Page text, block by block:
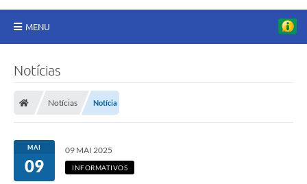
MENU
LICITAÇÕES E CONTRATOS
Secretarias
Leis e Decretos
Notícias
Notícias Notícia
MAI
09
09 MAI 2025
INFORMATIVOS